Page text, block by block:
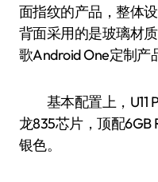
面指纹的产品，整体
背面采用的是玻璃材
歌Android One定制产
基本配置上，U11
龙835芯片，顶配6GB
银色。